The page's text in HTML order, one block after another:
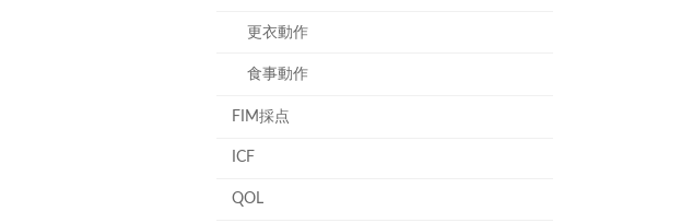
更衣動作
食事動作
FIM採点
ICF
QOL